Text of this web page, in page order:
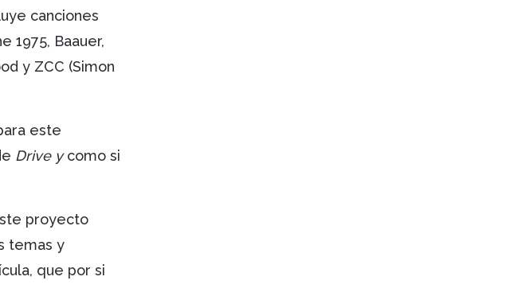
canciones
1975, Baauer,
y ZCC (Simon
este
Drive ycomo si
proyecto
temas y
que por si